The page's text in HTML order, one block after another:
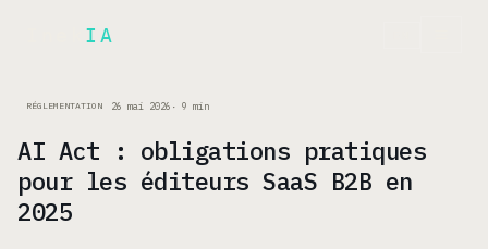
IA
RÉGLEMENTATION 26 mai 2026 · 9 min
AI Act : obligations pratiques
pour les éditeurs SaaS B2B en
2025